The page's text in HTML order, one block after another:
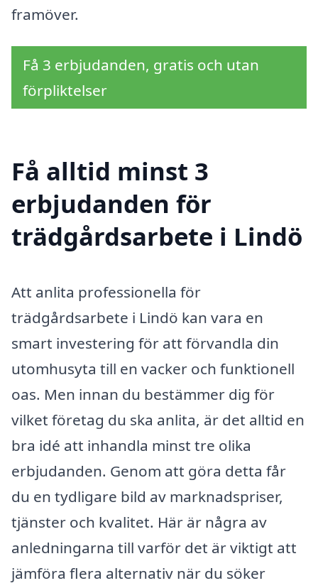
framöver.
Få 3 erbjudanden, gratis och utan
förpliktelser
Få alltid minst 3
erbjudanden för
trädgårdsarbete i Lindö
Att anlita professionella för
trädgårdsarbete i Lindö kan vara en
smart investering för att förvandla din
utomhusyta till en vacker och funktionell
oas. Men innan du bestämmer dig för
vilket företag du ska anlita, är det alltid en
bra idé att inhandla minst tre olika
erbjudanden. Genom att göra detta får
du en tydligare bild av marknadspriser,
tjänster och kvalitet. Här är några av
anledningarna till varför det är viktigt att
jämföra flera alternativ när du söker